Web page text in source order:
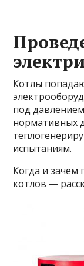
Котлы
под
нормативных
испытаниям.
Когда и зачем
котлов —